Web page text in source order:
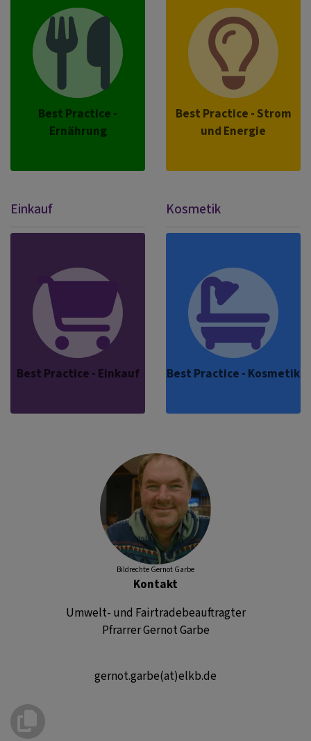
Best Practice -
Ernährung
Best Practice - Strom
und Energie
Einkauf
Best Practice - Einkauf
Kosmetik
Best Practice - Kosmetik
Bildrechte Gernot Garbe
Kontakt
Umwelt- und Fairtradebeauftragter
Pfrarrer Gernot Garbe
gernot.garbe(at)elkb.de